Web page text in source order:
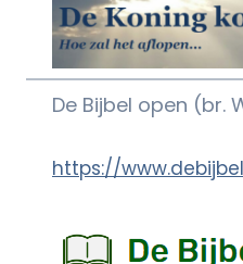
De Bijbel open (br.
https://